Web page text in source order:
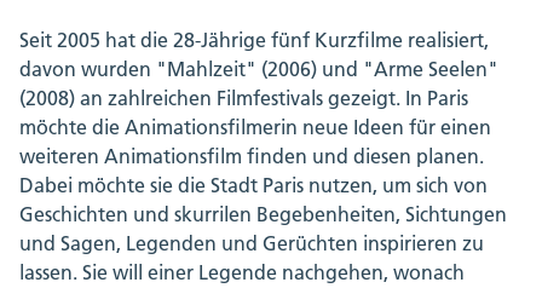
Seit 2005 hat die 28-Jährige fünf Kurzfilme realisiert,
davon wurden "Mahlzeit" (2006) und "Arme Seelen"
(2008) an zahlreichen Filmfestivals gezeigt. In Paris
möchte die Animationsfilmerin neue Ideen für einen
weiteren Animationsfilm finden und diesen planen.
Dabei möchte sie die Stadt Paris nutzen, um sich von
Geschichten und skurrilen Begebenheiten, Sichtungen
und Sagen, Legenden und Gerüchten inspirieren zu
lassen. Sie will einer Legende nachgehen, wonach